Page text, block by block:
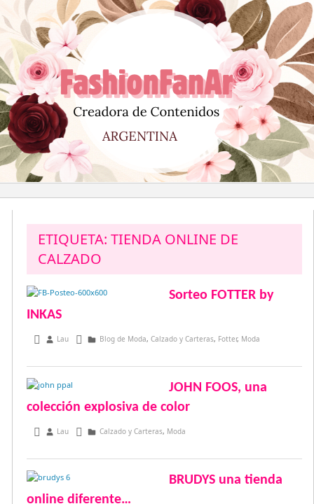
al
contenido
ETIQUETA: TIENDA ONLINE DE
CALZADO
Sorteo FOTTER by
INKAS
febrero 15, 2016
Lau Blog de Moda, Calzado y Carteras, Fotter, Moda
JOHN FOOS, una
colección explosiva de color
septiembre 26, 2014
Lau Calzado y Carteras, Moda
BRUDYS una tienda
online diferente…